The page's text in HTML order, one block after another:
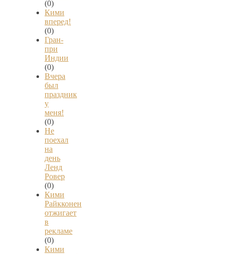
(0)
Кими
вперед!
(0)
Гран-
при
Индии
(0)
Вчера
был
праздник
у
меня!
(0)
Не
поехал
на
день
Ленд
Ровер
(0)
Кими
Райкконен
отжигает
в
рекламе
(0)
Кими